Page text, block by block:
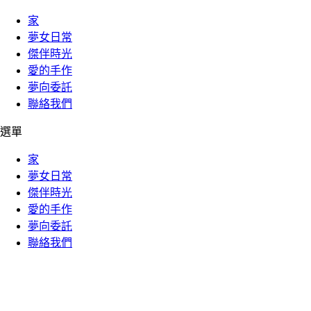
家
夢女日常
傑伴時光
愛的手作
夢向委託
聯絡我們
選單
家
夢女日常
傑伴時光
愛的手作
夢向委託
聯絡我們